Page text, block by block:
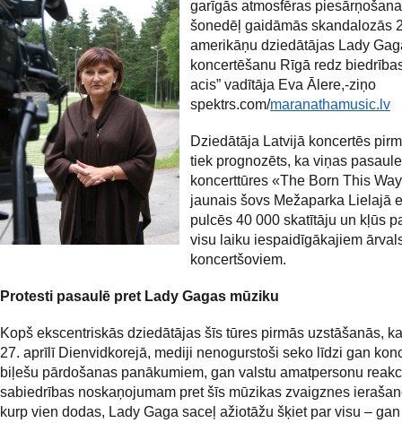
garīgās atmosfēras
šonedēļ gaidāmās skandalozās
amerikāņu dziedātājas Lady
koncertēšanu Rīgā redz
acis” vadītāja Eva Ālere,-ziņo
spektrs.com/maranathamusic.lv
Dziedātāja Latvijā koncertēs
tiek prognozēts, ka viņas
koncerttūres «The Born This
jaunais šovs Mežaparka Lielajā
pulcēs 40 000 skatītāju un kļūs
visu laiku iespaidīgākajiem
koncertšoviem.
Protesti pasaulē pret Lady Gagas mūziku
Kopš ekscentriskās dziedātājas šīs tūres pirmās uzstāšanās,
27. aprīlī Dienvidkorejā, mediji nenogurstoši seko līdzi gan
biļešu pārdošanas panākumiem, gan valstu amatpersonu
sabiedrības noskaņojumam pret šīs mūzikas zvaigznes
kurp vien dodas, Lady Gaga saceļ ažiotāžu šķiet par visu –